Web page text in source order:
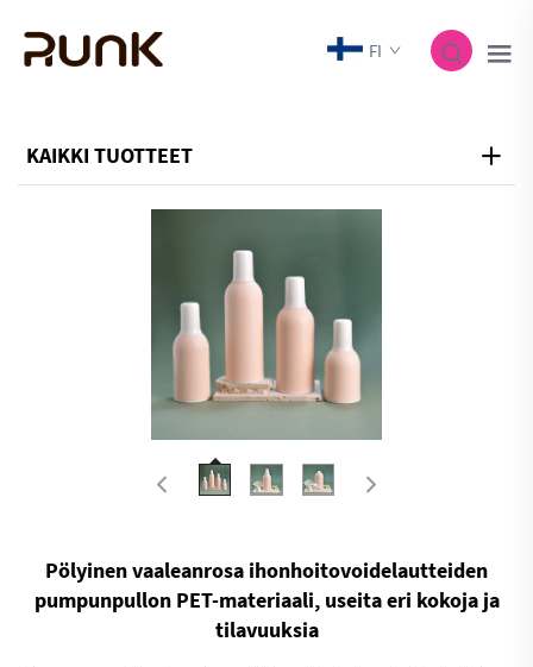
FI
KAIKKI TUOTTEET
Pölyinen vaaleanrosa ihonhoitovoidelautteiden
pumpunpullon PET-materiaali, useita eri kokoja ja
tilavuuksia